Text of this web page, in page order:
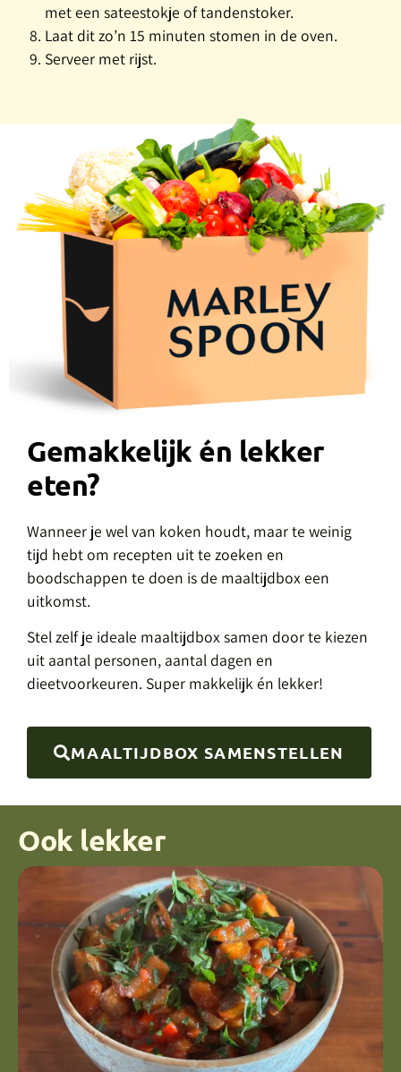
met een sateestokje of tandenstoker.
Laat dit zo’n 15 minuten stomen in de oven.
Serveer met rijst.
Gemakkelijk én lekker
eten?
Wanneer je wel van koken houdt, maar te weinig
tijd hebt om recepten uit te zoeken en
boodschappen te doen is de maaltijdbox een
uitkomst.
Stel zelf je ideale maaltijdbox samen door te kiezen
uit aantal personen, aantal dagen en
dieetvoorkeuren. Super makkelijk én lekker!
MAALTIJDBOX SAMENSTELLEN
Ook lekker